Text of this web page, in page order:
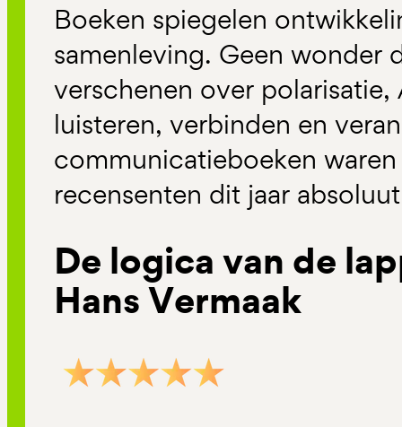
Boeken spiegelen
samenleving. Geen wonder
verschenen over
luisteren, verbinden en
communicatieboeken
recensenten dit jaar
De logica van de
Hans Vermaak